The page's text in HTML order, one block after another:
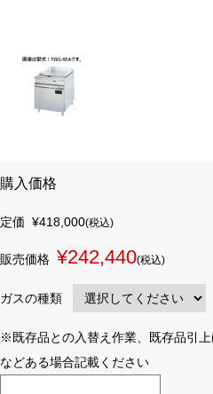
購入価格
定価 ¥418,000(税込)
販売価格 ¥242,440(税込)
ガスの種類
※既存品との入替え作業、既存品引
などある場合記載ください